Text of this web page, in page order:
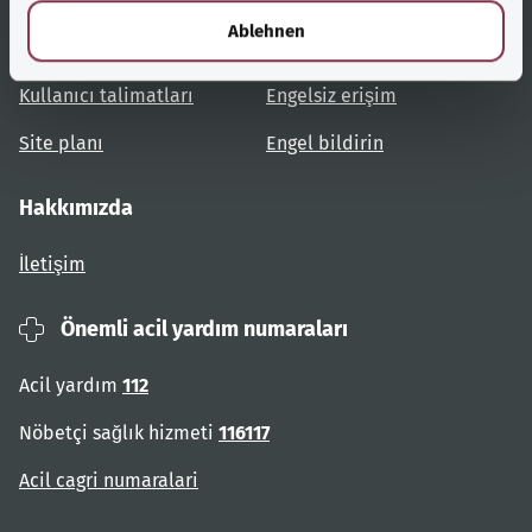
Ablehnen
Konulara genel bakış
Kullanıcı talimatları
Site planı
Engelsiz erişim
Engel bildirin
Hakkımızda
İletişim
Önemli acil yardım numaraları
Acil yardım 112
Nöbetçi sağlık hizmeti 116117
Acil cagri numaralari